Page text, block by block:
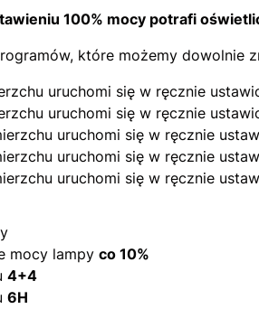
100% mocy potrafi
które możemy dowolnie
uruchomi się w ręcznie
uruchomi się w ręcznie
uruchomi się w ręcznie
uruchomi się w ręcznie
uruchomi się w ręcznie
mocy lampy co 10%
4+4
6H